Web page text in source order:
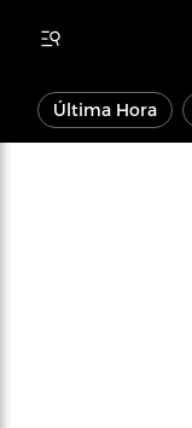
Última Hora